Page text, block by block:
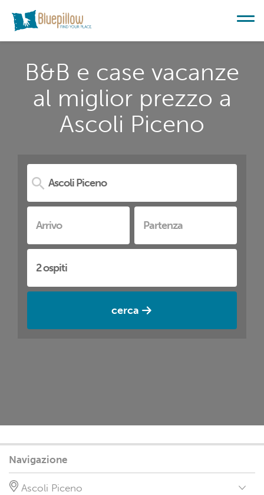
B&B e case vacanze
al miglior prezzo a
Ascoli Piceno
cerca
Navigazione
Ascoli Piceno